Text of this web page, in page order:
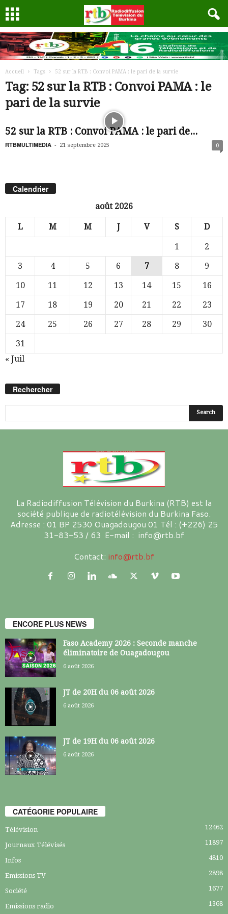
Accueil Tags 52 sur la RTB : Convoi PAMA : le pari de la survie
Tag: 52 sur la RTB : Convoi PAMA : le
pari de la survie
52 sur la RTB : Convoi PAMA : le pari de...
RTBMULTIMEDIA - 21 septembre 2025 0
Calendrier
août 2026
L M M J V S D
1
2
3
4 5 6 7 8
9
10
11 12 13 14 15
16
17
18 19 20 21 22
23
24
25 26 27 28 29
30
31
« Juil
Rechercher
La Radiodiffusion Télévision du Burkina (RTB) est la
société publique de radiotélévision du Burkina Faso.
Adresse : 01 BP 2530 Ouagadougou 01 Tél : (+226) 25
31-83-53 / 63 E-mail : info@rtb.bf
Contact: info@rtb.bf
ENCORE PLUS NEWS
Faso Academy 2026 : Seconde manche
éliminatoire de Ouagadougou
6 août 2026
JT de 20H du 06 août 2026
6 août 2026
JT de 19H du 06 août 2026
6 août 2026
CATÉGORIE POPULAIRE
Télévision 12462
Journaux Télévisés 11897
Infos 4810
Emissions TV 2898
Société 1677
Emissions radio 1368